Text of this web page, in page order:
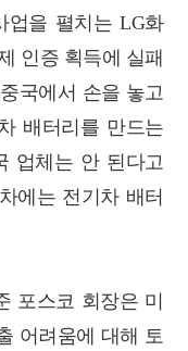
업을 펼치는 LG화
인증 획득에 실패
국에서 손을 놓고
배터리를 만드는
업체는 안 된다고
에는 전기차 배터
포스코 회장은 미
어려움에 대해 토